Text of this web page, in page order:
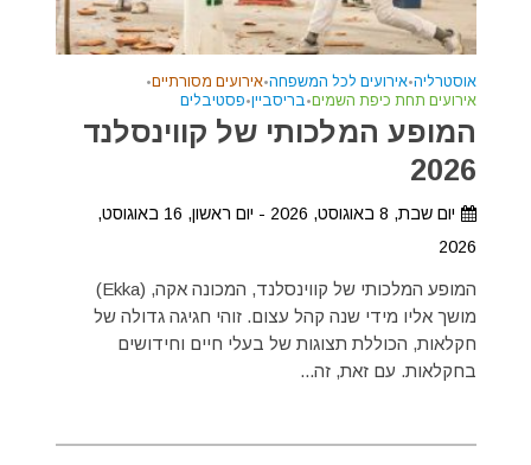
אוסטרליה•אירועים לכל המשפחה•אירועים מסורתיים•
אירועים תחת כיפת השמים• בריסביין•פסטיבלים
המופע המלכותי של קווינסלנד
2026
יום שבת, 8 באוגוסט, 2026 - יום ראשון, 16 באוגוסט,
2026
המופע המלכותי של קווינסלנד, המכונה אקה, (Ekka)
מושך אליו מידי שנה קהל עצום. זוהי חגיגה גדולה של
חקלאות, הכוללת תצוגות של בעלי חיים וחידושים
בחקלאות. עם זאת, זה...